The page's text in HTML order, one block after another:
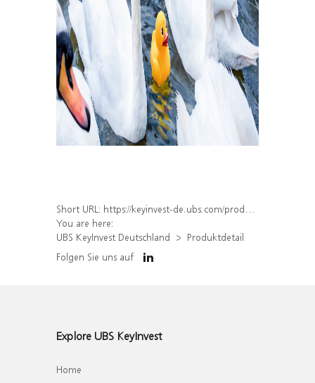
Short URL: https://keyinvest-de.ubs.com/produkt/detail/index/isin/DE000WA7TX02
You are here:
UBS KeyInvest Deutschland
Produktdetail
Folgen Sie uns auf
Explore UBS KeyInvest
Home